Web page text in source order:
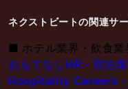
ネクストビートの関連サ
■ ホテル業界・飲食
おもてなしHR - 宿泊
Hospitality Careers -